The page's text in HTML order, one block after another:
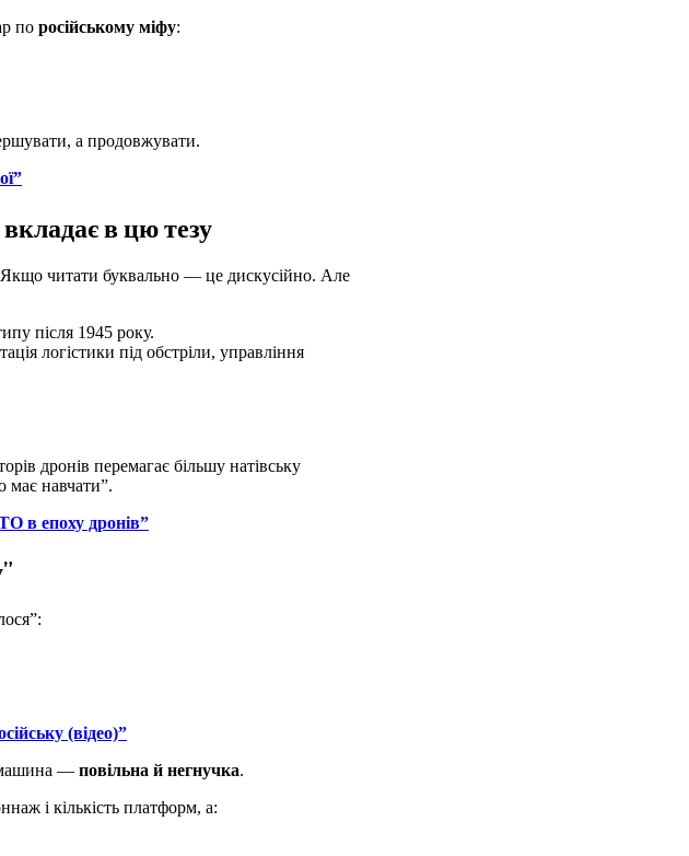
по російському міфу:
а продовжувати.
в цю тезу
Якщо читати буквально — це дискусійно. Але
після 1945 року.
логістики під обстріли, управління
дронів перемагає більшу натівську
має навчати”.
в епоху дронів”
(відео)”
машина — повільна й негнучка.
і кількість платформ, а: